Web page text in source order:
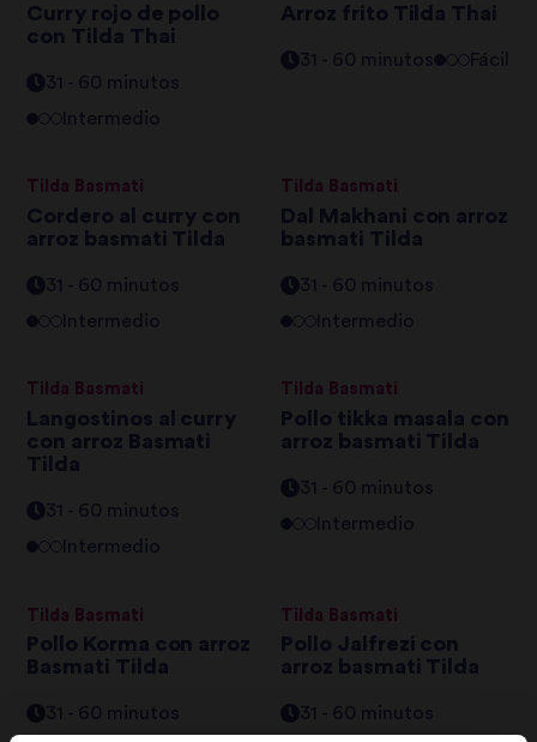
Curry rojo de pollo
con Tilda Thai
31 - 60 minutos
Intermedio
Arroz frito Tilda Thai
31 - 60 minutos Fácil
Tilda Basmati
Cordero al curry con
arroz basmati Tilda
31 - 60 minutos
Intermedio
Tilda Basmati
Dal Makhani con arroz
basmati Tilda
31 - 60 minutos
Intermedio
Tilda Basmati
Langostinos al curry
con arroz Basmati
Tilda
31 - 60 minutos
Intermedio
Tilda Basmati
Pollo tikka masala con
arroz basmati Tilda
31 - 60 minutos
Intermedio
Tilda Basmati
Pollo Korma con arroz
Basmati Tilda
31 - 60 minutos
Tilda Basmati
Pollo Jalfrezi con
arroz basmati Tilda
31 - 60 minutos